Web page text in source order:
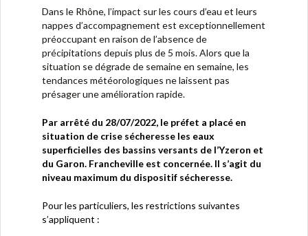
Dans le Rhône, l’impact sur les cours d’eau et leurs
nappes d’accompagnement est exceptionnellement
préoccupant en raison de l’absence de
précipitations depuis plus de 5 mois. Alors que la
situation se dégrade de semaine en semaine, les
tendances météorologiques ne laissent pas
présager une amélioration rapide.
Par arrêté du 28/07/2022, le préfet a placé en
situation de crise sécheresse les eaux
superficielles des bassins versants de l’Yzeron et
du Garon. Francheville est concernée. Il s’agit du
niveau maximum du dispositif sécheresse.
Pour les particuliers, les restrictions suivantes
s’appliquent :